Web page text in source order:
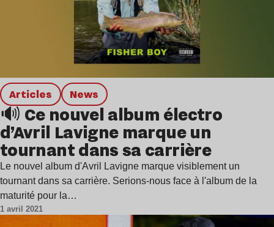
Articles news
🔊 Ce nouvel album électro
d’Avril Lavigne marque un
tournant dans sa carrière
Le nouvel album d'Avril Lavigne marque visiblement un
tournant dans sa carrière. Serions-nous face à l'album de la
maturité pour la…
1 avril 2021